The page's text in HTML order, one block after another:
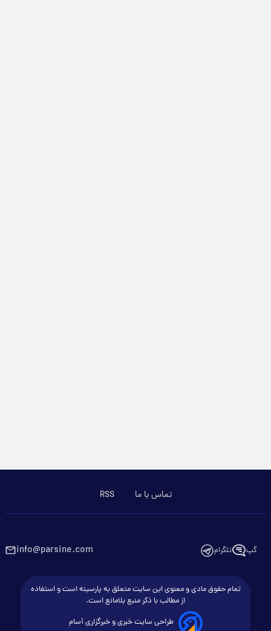
تماس با ما RSS
گپ تلگرام info@parsine.com
تمام حقوق مادی و معنوی این سایت متعلق به پارسینه است و استفاده
از مطالب با ذکر منبع بلامانع است.
طراحی سایت خبری و خبرگزاری آسام